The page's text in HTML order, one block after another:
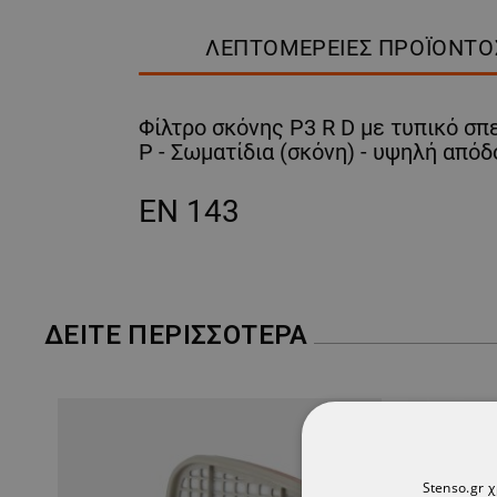
ΛΕΠΤΟΜΈΡΕΙΕΣ
Φίλτρο σκόνης P3 R D με τυπικό
P - Σωματίδια (σκόνη) - υψηλή
EN 143
ΔΕΊΤΕ ΠΕΡΙΣΣΌΤΕΡΑ
Stenso.gr